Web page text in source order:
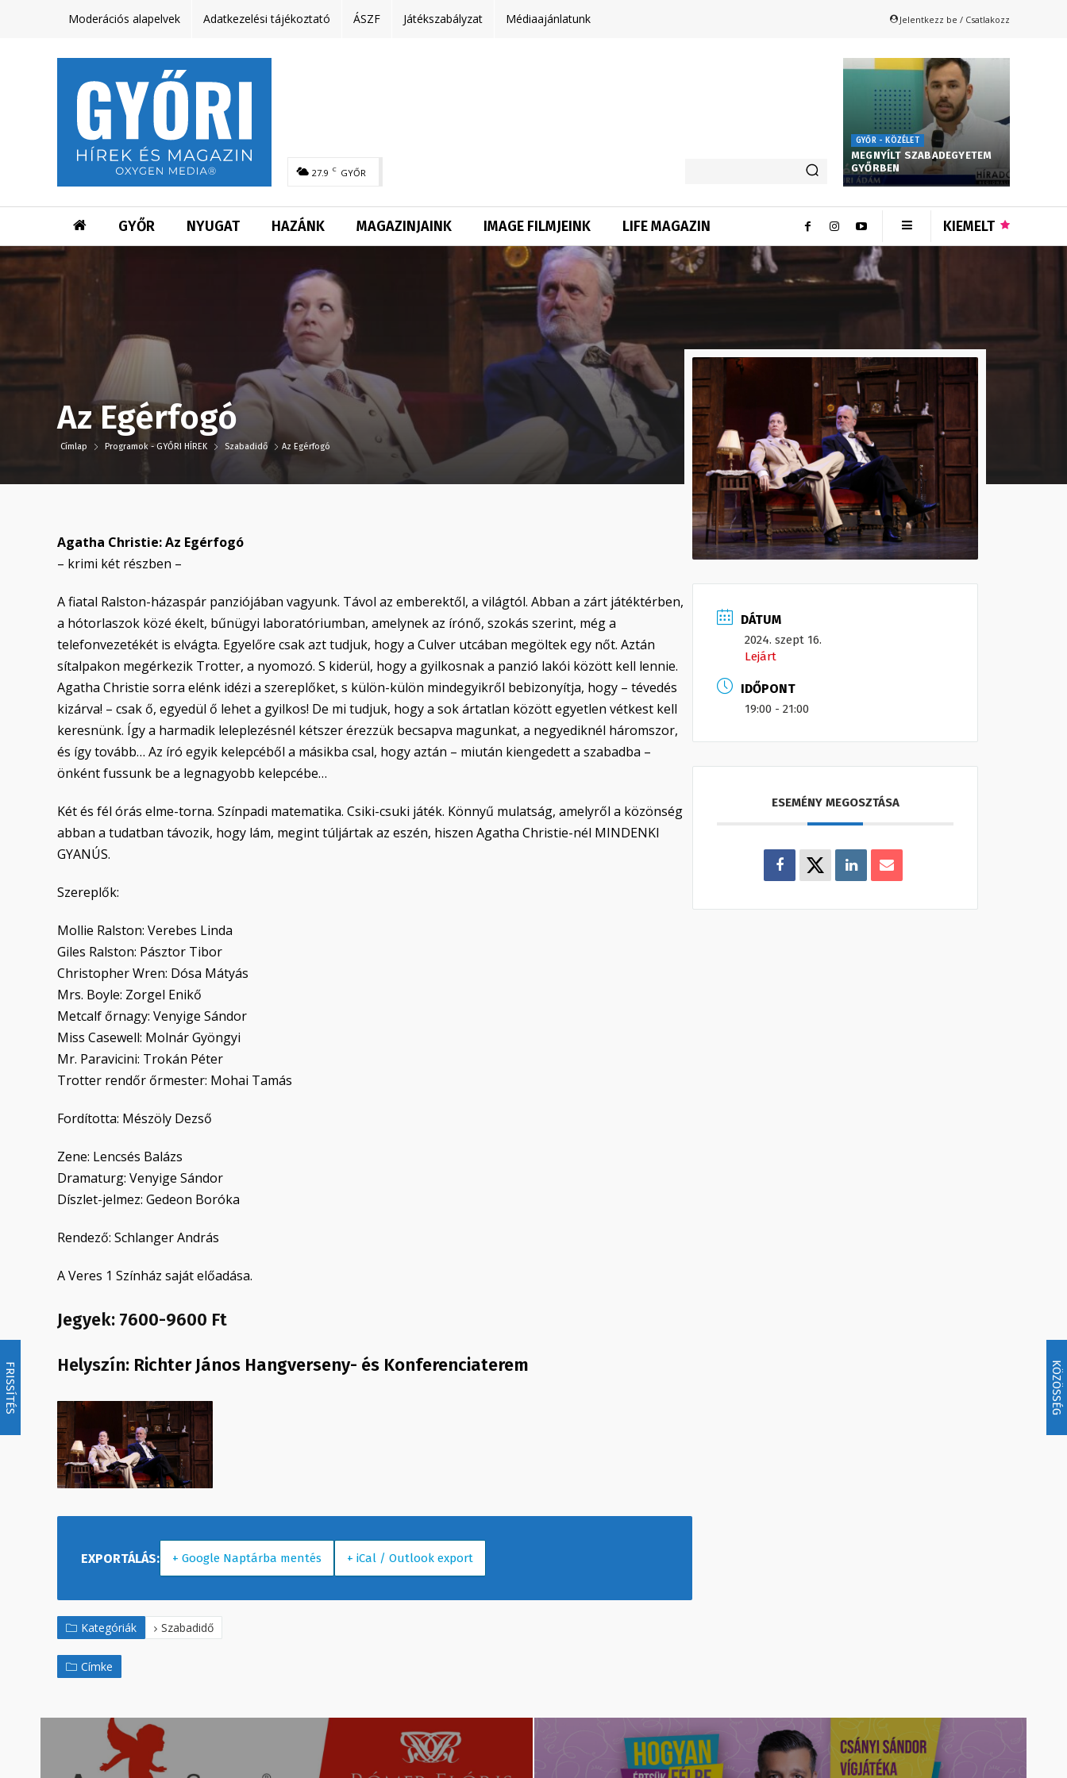
FRISSÍTÉS KÖZÖSSÉG
Moderációs alapelvek Adatkezelési tájékoztató ÁSZF Játékszabályzat Médiaajánlatunk Jelentkezz be / Csatlakozz
27.9 C GYŐR
GYŐR - KÖZÉLET
MEGNYÍLT SZABADEGYETEM
GYŐRBEN
GYŐR NYUGAT HAZÁNK MAGAZINJAINK IMAGE FILMJEINK LIFE MAGAZIN KIEMELT
Az Egérfogó
Címlap Programok - GYŐRI HÍREK Szabadidő Az Egérfogó
Agatha Christie: Az Egérfogó
– krimi két részben –
A fiatal Ralston-házaspár panziójában vagyunk. Távol az emberektől, a világtól. Abban a zárt játéktérben,
a hótorlaszok közé ékelt, bűnügyi laboratóriumban, amelynek az írónő, szokás szerint, még a
telefonvezetékét is elvágta. Egyelőre csak azt tudjuk, hogy a Culver utcában megöltek egy nőt. Aztán
sítalpakon megérkezik Trotter, a nyomozó. S kiderül, hogy a gyilkosnak a panzió lakói között kell lennie.
Agatha Christie sorra elénk idézi a szereplőket, s külön-külön mindegyikről bebizonyítja, hogy – tévedés
kizárva! – csak ő, egyedül ő lehet a gyilkos! De mi tudjuk, hogy a sok ártatlan között egyetlen vétkest kell
keresnünk. Így a harmadik leleplezésnél kétszer érezzük becsapva magunkat, a negyediknél háromszor,
és így tovább… Az író egyik kelepcéből a másikba csal, hogy aztán – miután kiengedett a szabadba –
önként fussunk be a legnagyobb kelepcébe…
Két és fél órás elme-torna. Színpadi matematika. Csiki-csuki játék. Könnyű mulatság, amelyről a közönség
abban a tudatban távozik, hogy lám, megint túljártak az eszén, hiszen Agatha Christie-nél MINDENKI
GYANÚS.
Szereplők:
Mollie Ralston: Verebes Linda
Giles Ralston: Pásztor Tibor
Christopher Wren: Dósa Mátyás
Mrs. Boyle: Zorgel Enikő
Metcalf őrnagy: Venyige Sándor
Miss Casewell: Molnár Gyöngyi
Mr. Paravicini: Trokán Péter
Trotter rendőr őrmester: Mohai Tamás
Fordította: Mészöly Dezső
Zene: Lencsés Balázs
Dramaturg: Venyige Sándor
Díszlet-jelmez: Gedeon Boróka
Rendező: Schlanger András
A Veres 1 Színház saját előadása.
Jegyek: 7600-9600 Ft
Helyszín: Richter János Hangverseny- és Konferenciaterem
+ Google Naptárba mentés + iCal / Outlook export
Kategóriák Szabadidő
Címke
DÁTUM
2024. szept 16.
Lejárt
IDŐPONT
19:00 - 21:00
ESEMÉNY MEGOSZTÁSA